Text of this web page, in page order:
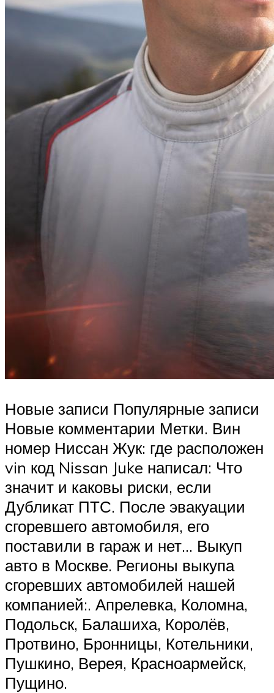
Новые записи Популярные записи
Новые комментарии Метки. Вин
номер Ниссан Жук: где расположен
vin код Nissan Juke написал: Что
значит и каковы риски, если
Дубликат ПТС. После эвакуации
сгоревшего автомобиля, его
поставили в гараж и нет… Выкуп
авто в Москве. Регионы выкупа
сгоревших автомобилей нашей
компанией:. Апрелевка, Коломна,
Подольск, Балашиха, Королёв,
Протвино, Бронницы, Котельники,
Пушкино, Верея, Красноармейск,
Пущино.